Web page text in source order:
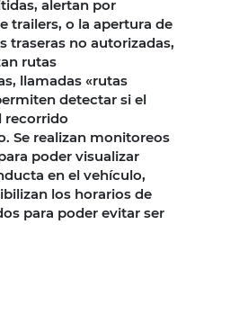
alertan por
trailers, o la apertura de
traseras no autorizadas,
rutas
llamadas «rutas
detectar si el
recorrido
Se realizan monitoreos
poder visualizar
en el vehículo,
los horarios de
para poder evitar ser